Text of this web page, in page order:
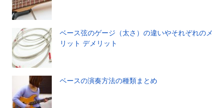
ベース弦のゲージ（太さ）の違いやそれぞれのメ
リット デメリット
ベースの演奏方法の種類まとめ